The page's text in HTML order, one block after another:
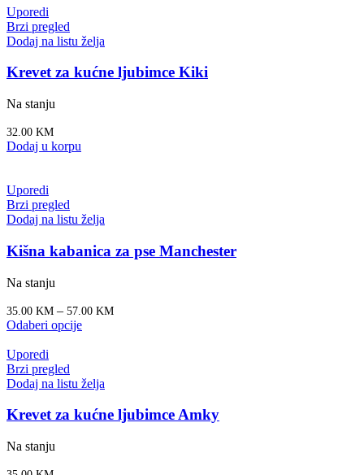
Uporedi
Brzi pregled
Dodaj na listu želja
Krevet za kućne ljubimce Kiki
Na stanju
32.00 KM
Dodaj u korpu
Uporedi
Brzi pregled
Dodaj na listu želja
Kišna kabanica za pse Manchester
Na stanju
35.00 KM – 57.00 KM
Odaberi opcije
Uporedi
Brzi pregled
Dodaj na listu želja
Krevet za kućne ljubimce Amky
Na stanju